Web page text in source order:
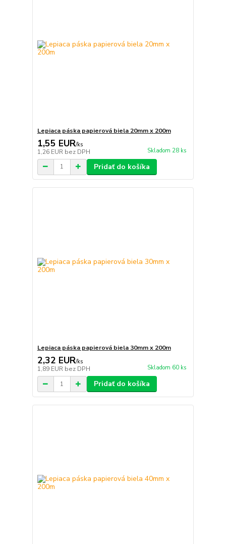
Lepiaca páska papierová biela 20mm x 200m
1,55 EUR/ks
1,26 EUR bez DPH Skladom 28 ks
Pridať do košíka
Lepiaca páska papierová biela 30mm x 200m
2,32 EUR/ks
1,89 EUR bez DPH Skladom 60 ks
Pridať do košíka